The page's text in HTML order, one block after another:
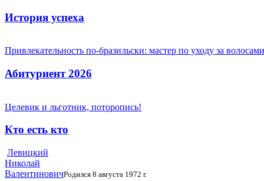
История успеха
Привлекательность по-бразильски: мастер по уходу за
Абитуриент 2026
Целевик и льготник, поторопись!
Кто есть кто
Левицкий
Николай
ВалентиновичРодился 8 августа 1972 г.